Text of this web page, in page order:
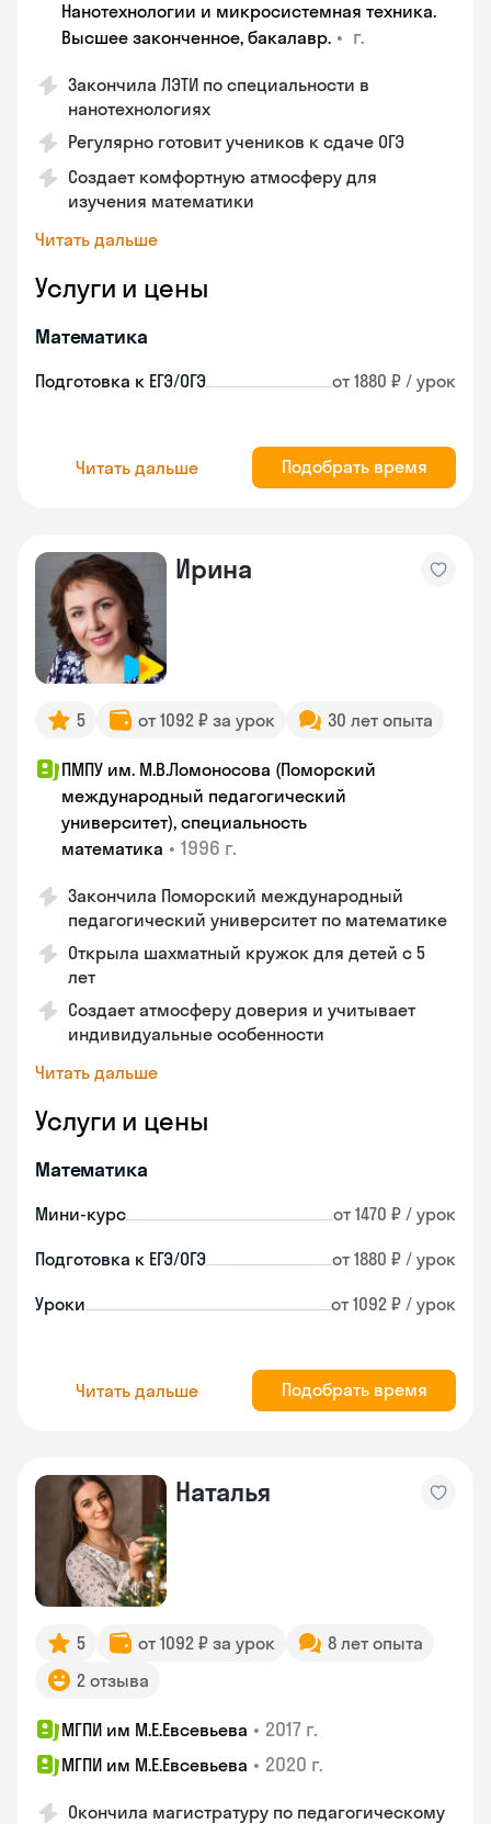
Нанотехнологии и микросистемная техника.
Высшее законченное, бакалавр. • г.
Закончила ЛЭТИ по специальности в
нанотехнологиях
Регулярно готовит учеников к сдаче ОГЭ
Создает комфортную атмосферу для
изучения математики
Читать дальше
Услуги и цены
Математика
Подготовка к ЕГЭ/ОГЭ от 1880 ₽ / урок
Читать дальше Подобрать время
Ирина
5 от 1092 ₽ за урок 30 лет опыта
ПМПУ им. М.В.Ломоносова (Поморский
международный педагогический
университет), специальность
математика • 1996 г.
Закончила Поморский международный
педагогический университет по математике
Открыла шахматный кружок для детей с 5
лет
Создает атмосферу доверия и учитывает
индивидуальные особенности
Читать дальше
Услуги и цены
Математика
Мини-курс от 1470 ₽ / урок
Подготовка к ЕГЭ/ОГЭ от 1880 ₽ / урок
Уроки от 1092 ₽ / урок
Читать дальше Подобрать время
Наталья
5 от 1092 ₽ за урок
8 лет опыта
2 отзыва
МГПИ им М.Е.Евсевьева • 2017 г.
МГПИ им М.Е.Евсевьева • 2020 г.
Окончила магистратуру по педагогическому